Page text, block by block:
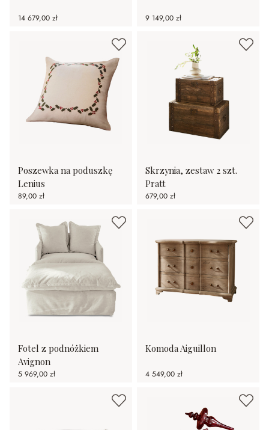
14 679,00 zł 9 149,00 zł
Poszewka na poduszkę
Lenius
89,00 zł
Skrzynia, zestaw 2 szt.
Pratt
679,00 zł
Fotel z podnóżkiem
Avignon
5 969,00 zł
Komoda Aiguillon
4 549,00 zł